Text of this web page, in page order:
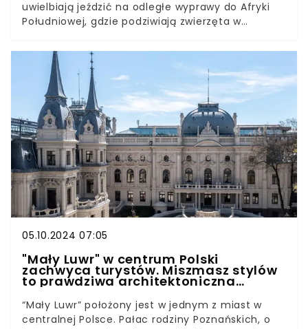
uwielbiają jeździć na odległe wyprawy do Afryki
Południowej, gdzie podziwiają zwierzęta w
jest jednak świadomych, że Polska pełna jest
miejsc, gdzie można przeżyć niezapomniane
chwile, obserwując różnorodność dzikiej natury i
jej mieszkańców. Park Dzikich Zwierząt położony w
urokliwej wsi Kadzidłowo to atrakcja często
pomijana na turystycznej mapie Polski, która
właśnie jesienią jest bez wątpienia warta
odwiedzenia.
05.10.2024 07:05
"Mały Luwr" w centrum Polski
zachwyca turystów. Miszmasz stylów
to prawdziwa architektoniczna
perełka
“Mały Luwr” położony jest w jednym z miast w
centralnej Polsce. Pałac rodziny Poznańskich, o